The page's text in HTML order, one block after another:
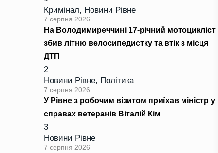
Кримінал, Новини Рівне
7 серпня 2026
На Володимиреччині 17-річний мотоцикліст
збив літню велосипедистку та втік з місця
ДТП
2
Новини Рівне, Політика
7 серпня 2026
У Рівне з робочим візитом приїхав міністр у
справах ветеранів Віталій Кім
3
Новини Рівне
7 серпня 2026